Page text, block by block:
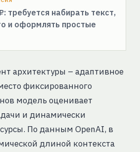
требуется набирать текст,
и оформлять простые
архитектуры – адаптивное
фиксированного
модель оценивает
и динамически
По данным OpenAI, в
длиной контекста